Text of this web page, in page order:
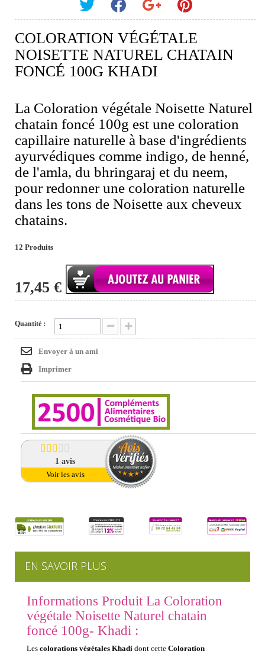
COLORATION VÉGÉTALE
NOISETTE NATUREL CHATAIN
FONCÉ 100G KHADI
La Coloration végétale Noisette Naturel
chatain foncé 100g est une coloration
capillaire naturelle à base d'ingrédients
ayurvédiques comme indigo, de henné,
de l'amla, du bhringaraj et du neem,
pour redonner une coloration naturelle
dans les tons de Noisette aux cheveux
chatains.
12 Produits
17,45 €
Quantité :
Envoyer à un ami
Imprimer
1avis
Voir les avis
EN SAVOIR PLUS
Informations Produit La Coloration
végétale Noisette Naturel chatain
foncé 100g- Khadi :
Les colorations végétales Khadi dont cette Coloration